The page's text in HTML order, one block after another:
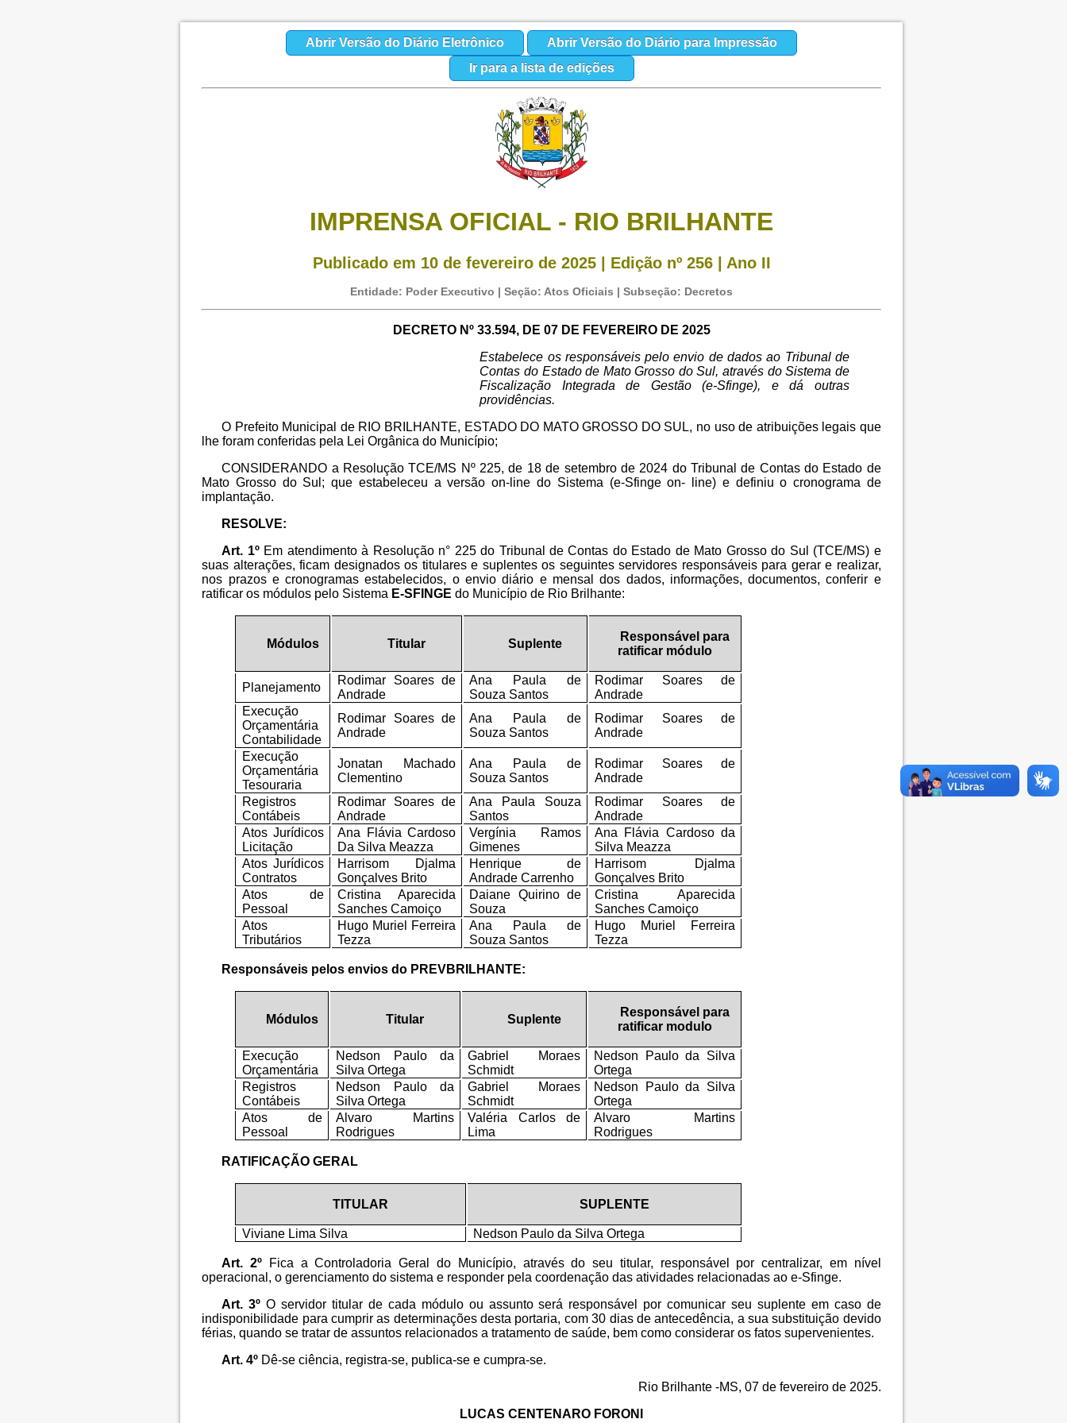
Abrir Versão do Diário Eletrônico
Abrir Versão do Diário para Impressão
Ir para a lista de edições
IMPRENSA OFICIAL - RIO BRILHANTE
Publicado em 10 de fevereiro de 2025 | Edição nº 256 | Ano II
Entidade: Poder Executivo | Seção: Atos Oficiais | Subseção: Decretos
DECRETO Nº 33.594, DE 07 DE FEVEREIRO DE 2025
Estabelece os responsáveis pelo envio de dados ao Tribunal de
Contas do Estado de Mato Grosso do Sul, através do Sistema de
Fiscalização Integrada de Gestão (e-Sfinge), e dá outras
providências.
O Prefeito Municipal de RIO BRILHANTE, ESTADO DO MATO GROSSO DO SUL, no uso de atribuições legais que
lhe foram conferidas pela Lei Orgânica do Município;
CONSIDERANDO a Resolução TCE/MS Nº 225, de 18 de setembro de 2024 do Tribunal de Contas do Estado de
Mato Grosso do Sul; que estabeleceu a versão on-line do Sistema (e-Sfinge on- line) e definiu o cronograma de
implantação.
RESOLVE:
Art. 1ºEm atendimento à Resolução n° 225 do Tribunal de Contas do Estado de Mato Grosso do Sul (TCE/MS) e
suas alterações, ficam designados os titulares e suplentes os seguintes servidores responsáveis para gerar e realizar,
nos prazos e cronogramas estabelecidos, o envio diário e mensal dos dados, informações, documentos, conferir e
ratificar os módulos pelo Sistema E-SFINGEdo Município de Rio Brilhante:
Módulos Titular Suplente
Responsável para
ratificar módulo
Planejamento
Rodimar Soares de
Andrade
Ana Paula de
Souza Santos
Rodimar Soares de
Andrade
Execução
Orçamentária
Contabilidade
Rodimar Soares de
Andrade
Ana Paula de
Souza Santos
Rodimar Soares de
Andrade
Execução
Orçamentária
Tesouraria
Jonatan Machado
Clementino
Ana Paula de
Souza Santos
Rodimar Soares de
Andrade
Registros
Contábeis
Rodimar Soares de
Andrade
Ana Paula Souza
Santos
Rodimar Soares de
Andrade
Atos Jurídicos
Licitação
Ana Flávia Cardoso
Da Silva Meazza
Vergínia Ramos
Gimenes
Ana Flávia Cardoso da
Silva Meazza
Atos Jurídicos
Contratos
Harrisom Djalma
Gonçalves Brito
Henrique de
Andrade Carrenho
Harrisom Djalma
Gonçalves Brito
Atos de
Pessoal
Cristina Aparecida
Sanches Camoiço
Daiane Quirino de
Souza
Cristina Aparecida
Sanches Camoiço
Atos
Tributários
Hugo Muriel Ferreira
Tezza
Ana Paula de
Souza Santos
Hugo Muriel Ferreira
Tezza
Responsáveis pelos envios do PREVBRILHANTE:
Módulos Titular Suplente
Responsável para
ratificar modulo
Execução
Orçamentária
Nedson Paulo da
Silva Ortega
Gabriel Moraes
Schmidt
Nedson Paulo da Silva
Ortega
Registros
Contábeis
Nedson Paulo da
Silva Ortega
Gabriel Moraes
Schmidt
Nedson Paulo da Silva
Ortega
Atos de
Pessoal
Alvaro Martins
Rodrigues
Valéria Carlos de
Lima
Alvaro Martins
Rodrigues
RATIFICAÇÃO GERAL
TITULAR SUPLENTE
Viviane Lima Silva Nedson Paulo da Silva Ortega
Art. 2º Fica a Controladoria Geral do Município, através do seu titular, responsável por centralizar, em nível
operacional, o gerenciamento do sistema e responder pela coordenação das atividades relacionadas ao e-Sfinge.
Art. 3º O servidor titular de cada módulo ou assunto será responsável por comunicar seu suplente em caso de
indisponibilidade para cumprir as determinações desta portaria, com 30 dias de antecedência, a sua substituição devido
férias, quando se tratar de assuntos relacionados a tratamento de saúde, bem como considerar os fatos supervenientes.
Art. 4º Dê-se ciência, registra-se, publica-se e cumpra-se.
Rio Brilhante -MS, 07 de fevereiro de 2025.
LUCAS CENTENARO FORONI